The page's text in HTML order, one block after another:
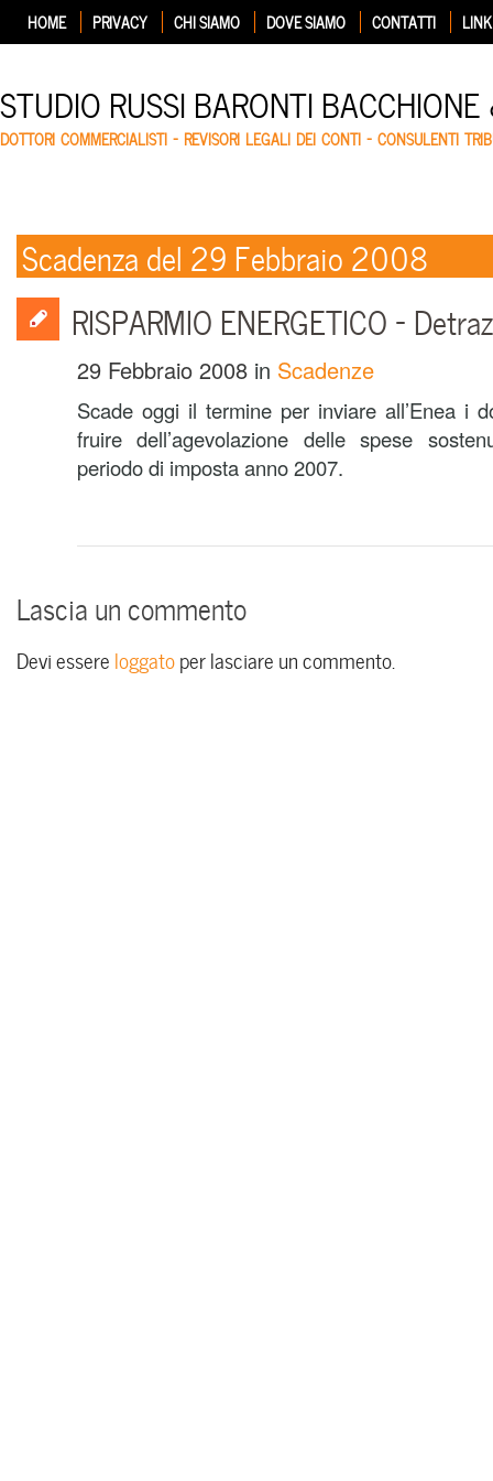
HOME PRIVACY CHI SIAMO DOVE SIAMO CONTATTI LINK
STUDIO RUSSI BARONTI
DOTTORI COMMERCIALISTI – REVISORI LEGALI DEI CONTI – CONSULENTI
Scadenza del 29 Febbraio 2008
RISPARMIO ENERGETICO –
29 Febbraio 2008 in Scadenze
Scade oggi il termine per inviare all’Enea i
fruire dell’agevolazione delle spese
periodo di imposta anno 2007.
Lascia un commento
Devi essere loggatoper lasciare un commento.